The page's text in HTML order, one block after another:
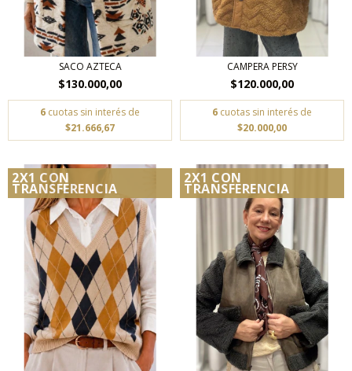
SACO AZTECA
$130.000,00
6 cuotas sin interés de
$21.666,67
CAMPERA PERSY
$120.000,00
6 cuotas sin interés de
$20.000,00
2X1 CON
TRANSFERENCIA
2X1 CON
TRANSFERENCIA